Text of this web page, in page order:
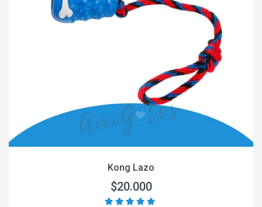
Kong Lazo
$20.000